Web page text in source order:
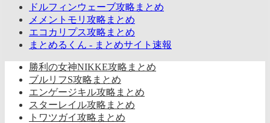
ドルフィンウェーブ攻略まとめ
メメントモリ攻略まとめ
エコカリプス攻略まとめ
まとめるくん - まとめサイト速報
勝利の女神NIKKE攻略まとめ
ブルリフS攻略まとめ
エンゲージキル攻略まとめ
スターレイル攻略まとめ
トワツガイ攻略まとめ